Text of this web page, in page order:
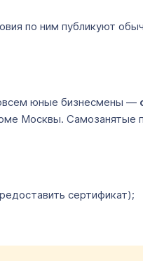
по ним публикуют
юные бизнесмены —
Москвы.
сертификат);